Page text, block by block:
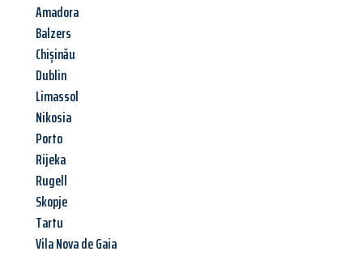
Amadora
Balzers
Chișinău
Dublin
Limassol
Nikosia
Porto
Rijeka
Rugell
Skopje
Tartu
Vila Nova de Gaia